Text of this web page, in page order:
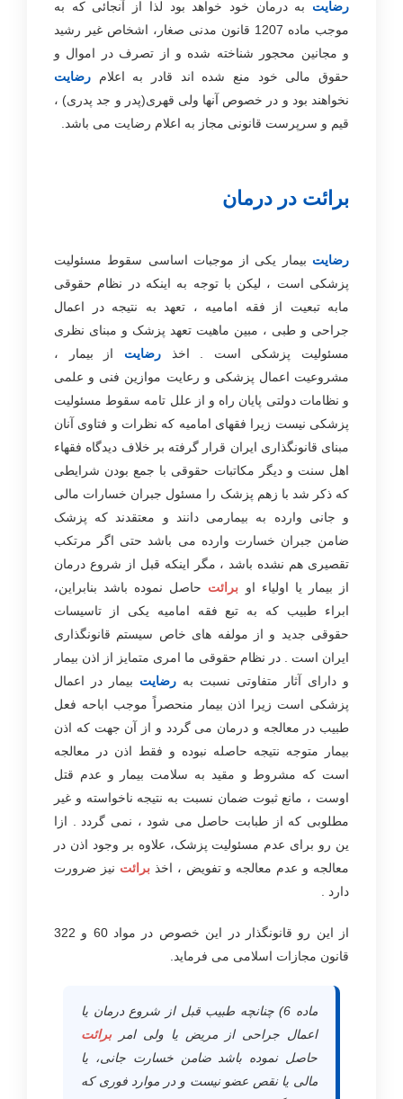
رضایت به درمان خود خواهد بود لذا از آنجائی که به
موجب ماده 1207 قانون مدنی صغار، اشخاص غیر رشید
و مجانین محجور شناخته شده و از تصرف در اموال و
حقوق مالی خود منع شده اند قادر به اعلام رضایت
نخواهند بود و در خصوص آنها ولی قهری(پدر و جد پدری) ،
قیم و سرپرست قانونی مجاز به اعلام رضایت می باشد.
برائت در درمان
رضایت بیمار یکی از موجبات اساسی سقوط مسئولیت
پزشکی است ، لیکن با توجه به اینکه در نظام حقوقی
مابه تبعیت از فقه امامیه ، تعهد به نتیجه در اعمال
جراحی و طبی ، مبین ماهیت تعهد پزشک و مبنای نظری
مسئولیت پزشکی است . اخذرضایت از بیمار ،
مشروعیت اعمال پزشکی و رعایت موازین فنی و علمی
و نظامات دولتی پایان راه و از علل تامه سقوط مسئولیت
پزشکی نیست زیرا فقهای امامیه که نظرات و فتاوی آنان
مبنای قانونگذاری ایران قرار گرفته بر خلاف دیدگاه فقهاء
اهل سنت و دیگر مکاتبات حقوقی با جمع بودن شرایطی
که ذکر شد با زهم پزشک را مسئول جبران خسارات مالی
و جانی وارده به بیمارمی دانند و معتقدند که پزشک
ضامن جبران خسارت وارده می باشد حتی اگر مرتکب
تقصیری هم نشده باشد ، مگر اینکه قبل از شروع درمان
از بیمار یا اولیاء او برائت حاصل نموده باشد بنابراین،
ابراء طبیب که به تبع فقه امامیه یکی از تاسیسات
حقوقی جدید و از مولفه های خاص سیستم قانونگذاری
ایران است . در نظام حقوقی ما امری متمایز از اذن بیمار
و دارای آثار متفاوتی نسبت به رضایت بیمار در اعمال
پزشکی است زیرا اذن بیمار منحصراً موجب اباحه فعل
طبیب در معالجه و درمان می گردد و از آن جهت که اذن
بیمار متوجه نتیجه حاصله نبوده و فقط اذن در معالجه
است که مشروط و مقید به سلامت بیمار و عدم قتل
اوست ، مانع ثبوت ضمان نسبت به نتیجه ناخواسته و غیر
مطلوبی که از طبابت حاصل می شود ، نمی گردد . ازا
ین رو برای عدم مسئولیت پزشک، علاوه بر وجود اذن در
معالجه و عدم معالجه و تفویض ، اخذبرائت نیز ضرورت
دارد .
از این رو قانونگذار در این خصوص در مواد 60 و 322
قانون مجازات اسلامی می فرماید.
ماده 6) چنانچه طبیب قبل از شروع درمان یا
اعمال جراحی از مریض یا ولی امربرائت
حاصل نموده باشد ضامن خسارت جانی، یا
مالی یا نقص عضو نیست و در موارد فوری که